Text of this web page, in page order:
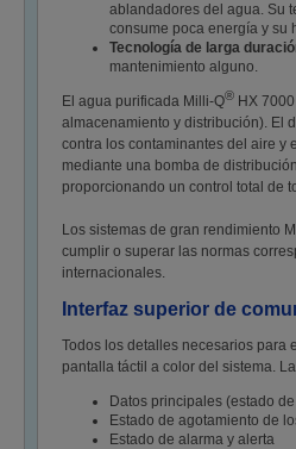
ablandadores del agua. Su
consume poca energía y su
Tecnología de larga
mantenimiento alguno.
El agua purificada Milli-Q® HX
almacenamiento y distribución). El
contra los contaminantes del aire y
mediante una bomba de
proporcionando un control total de
Los sistemas de gran rendimiento
cumplir o superar las normas
internacionales.
Interfaz superior de
Todos los detalles necesarios para
pantalla táctil a color del sistema.
Datos principales (estado
Estado de agotamiento de
Estado de alarma y alerta